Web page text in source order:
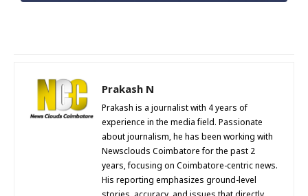
Prakash N
Prakash is a journalist with 4 years of
experience in the media field. Passionate
about journalism, he has been working with
Newsclouds Coimbatore for the past 2
years, focusing on Coimbatore-centric news.
His reporting emphasizes ground-level